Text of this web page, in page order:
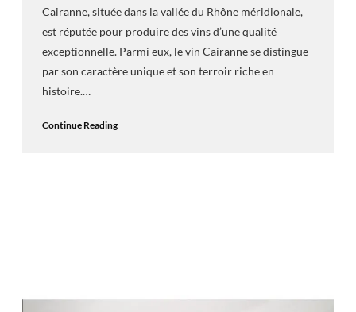
Cairanne, située dans la vallée du Rhône méridionale,
est réputée pour produire des vins d’une qualité
exceptionnelle. Parmi eux, le vin Cairanne se distingue
par son caractère unique et son terroir riche en
histoire.…
Continue Reading